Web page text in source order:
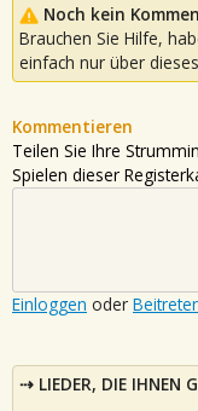
Noch kein
Brauchen Sie Hilfe,
einfach nur über
Kommentieren
Teilen Sie Ihre
Spielen dieser
Einloggen oder
LIEDER, DIE IHNEN